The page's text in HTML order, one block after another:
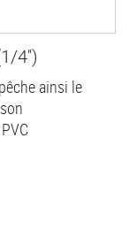
4'')
ainsi le